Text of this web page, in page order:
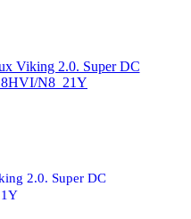
2.0. Super DC